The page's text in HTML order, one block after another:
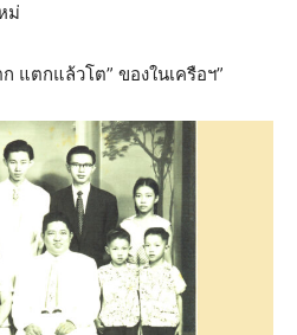
ม่
แตกแล้วโต” ของในเครือฯ”